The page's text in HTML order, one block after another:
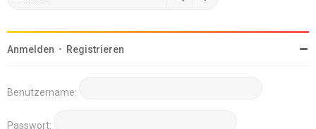
Anmelden • Registrieren
Benutzername:
Passwort: